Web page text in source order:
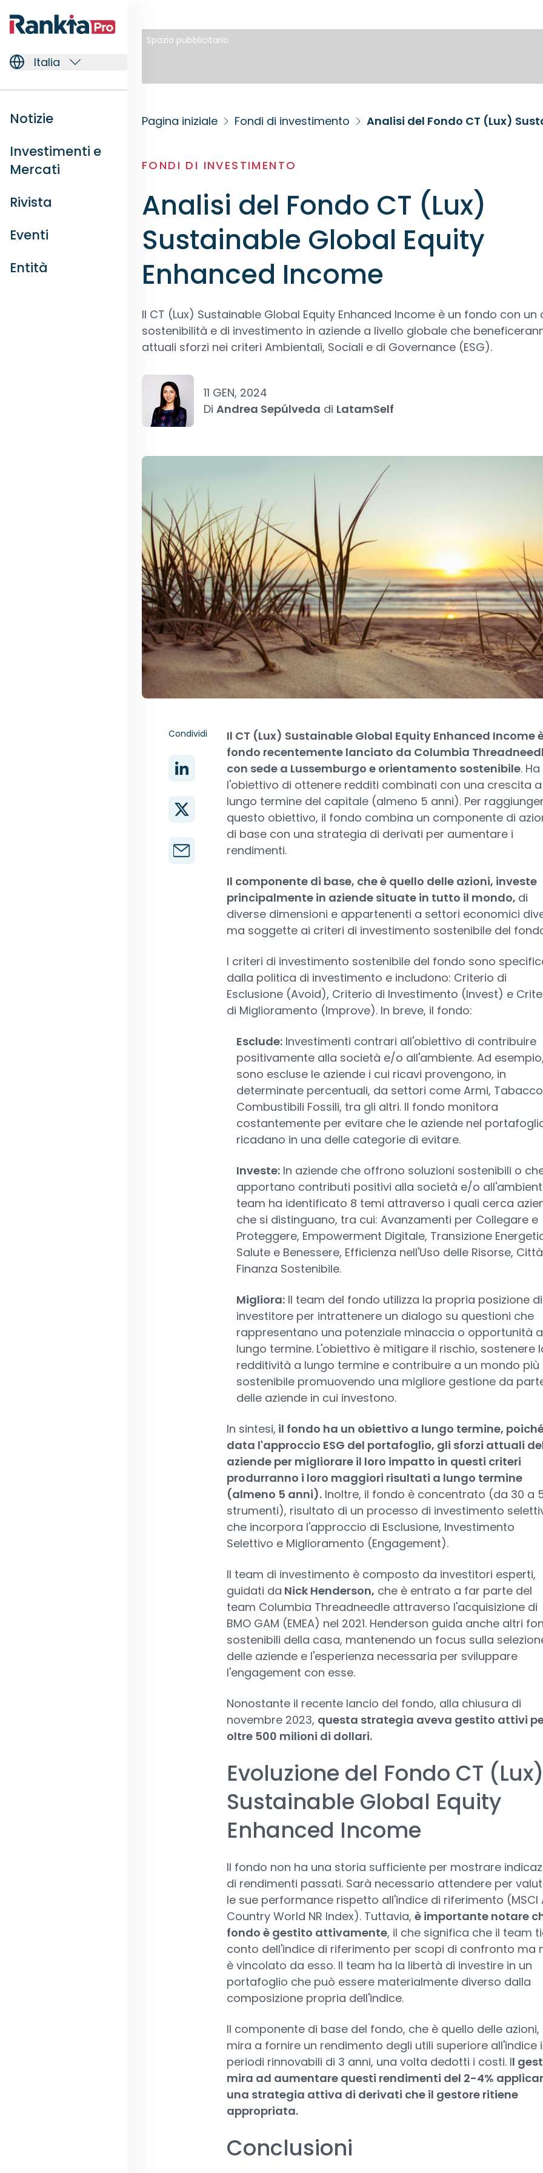
Italia
Notizie
Investimenti e
Mercati
Rivista
Eventi
Entità
Spazio pubblicitario
Pagina iniziale Fondi di investimento Analisi del Fondo CT (Lux)
FONDI DI INVESTIMENTO
Analisi del Fondo CT (Lux)
Sustainable Global Equity
Enhanced Income
Il CT (Lux) Sustainable Global Equity Enhanced Income è un fondo con
sostenibilità e di investimento in aziende a livello globale che
attuali sforzi nei criteri Ambientali, Sociali e di Governance (ESG).
11 GEN, 2024
Di Andrea Sepúlveda di LatamSelf
Condividi
Il CT (Lux) Sustainable Global Equity Enhanced Income
fondo recentemente lanciato da Columbia
con sede a Lussemburgo e orientamento sostenibile. Ha
l'obiettivo di ottenere redditi combinati con una crescita a
lungo termine del capitale (almeno 5 anni). Per
questo obiettivo, il fondo combina un componente di
di base con una strategia di derivati per aumentare i
rendimenti.
Il componente di base, che è quello delle azioni, investe
principalmente in aziende situate in tutto il mondo, di
diverse dimensioni e appartenenti a settori economici
ma soggette ai criteri di investimento sostenibile del
I criteri di investimento sostenibile del fondo sono
dalla politica di investimento e includono: Criterio di
Esclusione (Avoid), Criterio di Investimento (Invest) e
di Miglioramento (Improve). In breve, il fondo:
Esclude:Investimenti contrari all'obiettivo di contribuire
positivamente alla società e/o all'ambiente. Ad esempio,
sono escluse le aziende i cui ricavi provengono, in
determinate percentuali, da settori come Armi,
Combustibili Fossili, tra gli altri. Il fondo monitora
costantemente per evitare che le aziende nel
ricadano in una delle categorie di evitare.
Investe:In aziende che offrono soluzioni sostenibili o
apportano contributi positivi alla società e/o
team ha identificato 8 temi attraverso i quali cerca
che si distinguano, tra cui: Avanzamenti per Collegare e
Proteggere, Empowerment Digitale, Transizione
Salute e Benessere, Efficienza nell'Uso delle Risorse,
Finanza Sostenibile.
Migliora:Il team del fondo utilizza la propria posizione di
investitore per intrattenere un dialogo su questioni che
rappresentano una potenziale minaccia o opportunità a
lungo termine. L'obiettivo è mitigare il rischio, sostenere
redditività a lungo termine e contribuire a un mondo più
sostenibile promuovendo una migliore gestione da
delle aziende in cui investono.
In sintesi, il fondo ha un obiettivo a lungo termine,
data l'approccio ESG del portafoglio, gli sforzi attuali
aziende per migliorare il loro impatto in questi criteri
produrranno i loro maggiori risultati a lungo termine
(almeno 5 anni).Inoltre, il fondo è concentrato (da 30 a
strumenti), risultato di un processo di investimento
che incorpora l'approccio di Esclusione, Investimento
Selettivo e Miglioramento (Engagement).
Il team di investimento è composto da investitori esperti,
guidati da Nick Henderson, che è entrato a far parte del
team Columbia Threadneedle attraverso l'acquisizione di
BMO GAM (EMEA) nel 2021. Henderson guida anche altri
sostenibili della casa, mantenendo un focus sulla
delle aziende e l'esperienza necessaria per sviluppare
l'engagement con esse.
Nonostante il recente lancio del fondo, alla chiusura di
novembre 2023, questa strategia aveva gestito attivi
oltre 500 milioni di dollari.
Evoluzione del Fondo CT (Lux)
Sustainable Global Equity
Enhanced Income
Il fondo non ha una storia sufficiente per mostrare
di rendimenti passati. Sarà necessario attendere per
le sue performance rispetto all'indice di riferimento (MSCI
Country World NR Index). Tuttavia, è importante notare
fondo è gestito attivamente, il che significa che il team
conto dell'indice di riferimento per scopi di confronto ma
è vincolato da esso. Il team ha la libertà di investire in un
portafoglio che può essere materialmente diverso dalla
composizione propria dell'indice.
Il componente di base del fondo, che è quello delle azioni,
mira a fornire un rendimento degli utili superiore all'indice
periodi rinnovabili di 3 anni, una volta dedotti i costi. Il
mira ad aumentare questi rendimenti del 2-4%
una strategia attiva di derivati che il gestore ritiene
appropriata.
Conclusioni